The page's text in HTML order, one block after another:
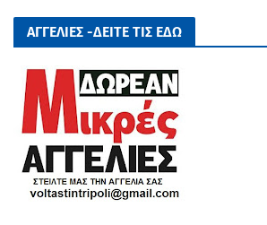
ΑΓΓΕΛΙΕΣ -ΔΕΙΤΕ ΤΙΣ ΕΔΩ